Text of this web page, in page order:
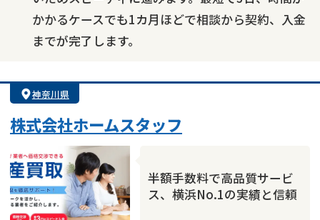
かかるケースでも1カ月ほどで相談から契約、入金
までが完了します。
神奈川県
株式会社ホームスタッフ
半額手数料で高品質サービ
ス、横浜No.1の実績と信頼